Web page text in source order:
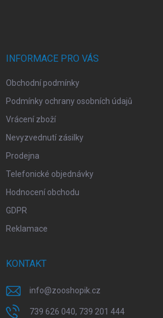
INFORMACE PRO VÁS
Obchodní podmínky
Podmínky ochrany osobních údajů
Vrácení zboží
Nevyzvednutí zásilky
Prodejna
Telefonické objednávky
Hodnocení obchodu
GDPR
Reklamace
KONTAKT
info@zooshopik.cz
739 626 040, 739 201 444